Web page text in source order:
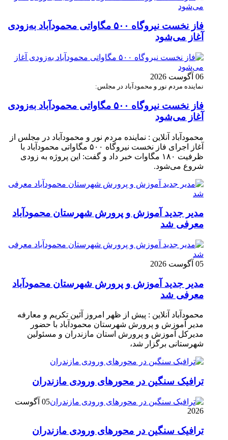
فاز نخست نیروگاه ۵۰۰ مگاواتی محمودآباد به‌زودی
آغاز می‌شود
06 آگوست 2026
نماینده مردم نور و محمودآباد در مجلس:
فاز نخست نیروگاه ۵۰۰ مگاواتی محمودآباد به‌زودی
آغاز می‌شود
محمودآباد آنلاین : نماینده مردم نور و محمودآباد در مجلس از
آغاز اجرای فاز نخست نیروگاه ۵۰۰ مگاواتی محمودآباد با
ظرفیت ۱۸۰ مگاوات خبر داد و گفت: این پروژه به زودی
شروع می‌شود.
مدیر جدید آموزش و پرورش شهرستان محمودآباد
معرفی شد
05 آگوست 2026
مدیر جدید آموزش و پرورش شهرستان محمودآباد
معرفی شد
محمودآباد آنلاین : پیش از ظهر امروز آئین تکریم و معارفه
مدیر آموزش و پرورش شهرستان محمودآباد با حضور
مدیرکل آموزش و پرورش استان مازندران و مسئولین
شهرستانی برگزار شد،
ترافیک سنگین در محور‌های ورودی مازندران
05 آگوست
2026
ترافیک سنگین در محور‌های ورودی مازندران